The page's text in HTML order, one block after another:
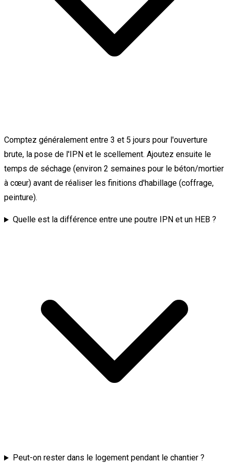
Comptez généralement entre 3 et 5 jours pour l'ouverture
brute, la pose de l'IPN et le scellement. Ajoutez ensuite le
temps de séchage (environ 2 semaines pour le béton/mortier
à cœur) avant de réaliser les finitions d'habillage (coffrage,
peinture).
Quelle est la différence entre une poutre IPN et un HEB ?
Peut-on rester dans le logement pendant le chantier ?